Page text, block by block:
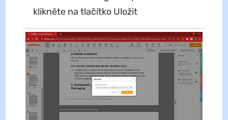
klikněte na tlačítko Uložit